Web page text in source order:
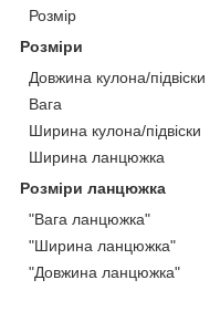
Розмір
Розміри
Довжина кулона/підвіски
Вага
Ширина кулона/підвіски
Ширина ланцюжка
Розміри ланцюжка
"Вага ланцюжка"
"Ширина ланцюжка"
"Довжина ланцюжка"